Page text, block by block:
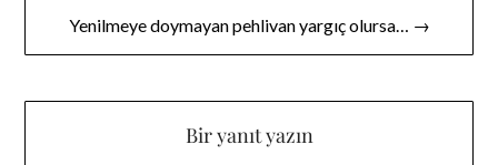
Yenilmeye doymayan pehlivan yargıç olursa… →
Bir yanıt yazın